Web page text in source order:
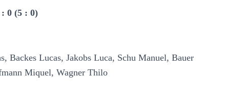
(5 : 0)
Backes Lucas, Jakobs Luca, Schu Manuel, Bauer
Miquel, Wagner Thilo